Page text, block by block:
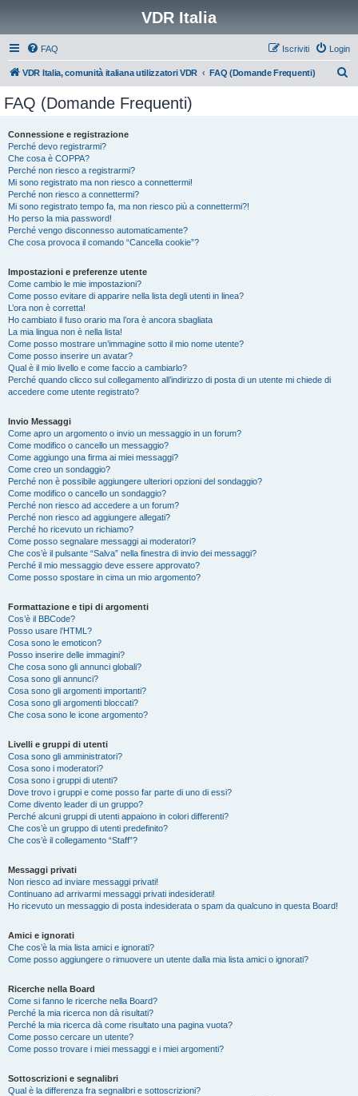
VDR Italia
FAQ Login
Iscriviti
VDR Italia, comunità italiana utilizzatori VDR FAQ (Domande Frequenti)
FAQ (Domande Frequenti)
Connessione e registrazione
Perché devo registrarmi?
Che cosa è COPPA?
Perché non riesco a registrarmi?
Mi sono registrato ma non riesco a connettermi!
Perché non riesco a connettermi?
Mi sono registrato tempo fa, ma non riesco più a connettermi?!
Ho perso la mia password!
Perché vengo disconnesso automaticamente?
Che cosa provoca il comando “Cancella cookie”?
Impostazioni e preferenze utente
Come cambio le mie impostazioni?
Come posso evitare di apparire nella lista degli utenti in linea?
L’ora non è corretta!
Ho cambiato il fuso orario ma l’ora è ancora sbagliata
La mia lingua non è nella lista!
Come posso mostrare un’immagine sotto il mio nome utente?
Come posso inserire un avatar?
Qual è il mio livello e come faccio a cambiarlo?
Perché quando clicco sul collegamento all’indirizzo di posta di un utente mi chiede di
accedere come utente registrato?
Invio Messaggi
Come apro un argomento o invio un messaggio in un forum?
Come modifico o cancello un messaggio?
Come aggiungo una firma ai miei messaggi?
Come creo un sondaggio?
Perché non è possibile aggiungere ulteriori opzioni del sondaggio?
Come modifico o cancello un sondaggio?
Perché non riesco ad accedere a un forum?
Perché non riesco ad aggiungere allegati?
Perché ho ricevuto un richiamo?
Come posso segnalare messaggi ai moderatori?
Che cos’è il pulsante “Salva” nella finestra di invio dei messaggi?
Perché il mio messaggio deve essere approvato?
Come posso spostare in cima un mio argomento?
Formattazione e tipi di argomenti
Cos’è il BBCode?
Posso usare l’HTML?
Cosa sono le emoticon?
Posso inserire delle immagini?
Che cosa sono gli annunci globali?
Cosa sono gli annunci?
Cosa sono gli argomenti importanti?
Cosa sono gli argomenti bloccati?
Che cosa sono le icone argomento?
Livelli e gruppi di utenti
Cosa sono gli amministratori?
Cosa sono i moderatori?
Cosa sono i gruppi di utenti?
Dove trovo i gruppi e come posso far parte di uno di essi?
Come divento leader di un gruppo?
Perché alcuni gruppi di utenti appaiono in colori differenti?
Che cos’è un gruppo di utenti predefinito?
Che cos’è il collegamento “Staff”?
Messaggi privati
Non riesco ad inviare messaggi privati!
Continuano ad arrivarmi messaggi privati indesiderati!
Ho ricevuto un messaggio di posta indesiderata o spam da qualcuno in questa Board!
Amici e ignorati
Che cos’è la mia lista amici e ignorati?
Come posso aggiungere o rimuovere un utente dalla mia lista amici o ignorati?
Ricerche nella Board
Come si fanno le ricerche nella Board?
Perché la mia ricerca non dà risultati?
Perché la mia ricerca dà come risultato una pagina vuota?
Come posso cercare un utente?
Come posso trovare i miei messaggi e i miei argomenti?
Sottoscrizioni e segnalibri
Qual è la differenza fra segnalibri e sottoscrizioni?